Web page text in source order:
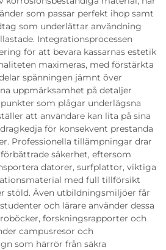
som passar perfekt ihop samt
som underlättar användning
Integrationsprocessen
för att bevara kassarnas estetik
maximeras, med förstärkta
spänningen jämnt över
uppmärksamhet på detaljer
som plågar underlägsna
att användare kan lita på sina
för konsekvent prestanda
Professionella tillämpningar drar
säkerhet, eftersom
datorer, surfplattor, viktiga
med full tillförsikt
stöld. Även utbildningsmiljöer får
och lärare använder dessa
forskningsrapporter och
campusresor och
som härrör från säkra